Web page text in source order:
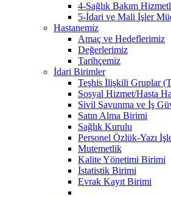
4-Sağlık Bakım
5-İdari ve Mali İşler
Hastanemiz
Amaç ve Hedeflerimiz
Değerlerimiz
Tarihçemiz
İdari Birimler
Teşhis İlişkili Gruplar
Sosyal Hizmet/Hasta
Sivil Savunma ve İş
Satın Alma Birimi
Sağlık Kurulu
Personel Özlük-Yazı
Mutemetlik
Kalite Yönetimi Birimi
İstatistik Birimi
Evrak Kayıt Birimi